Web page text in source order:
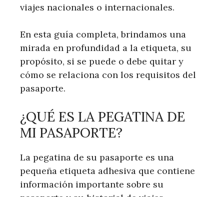
viajes nacionales o internacionales.
En esta guía completa, brindamos una
mirada en profundidad a la etiqueta, su
propósito, si se puede o debe quitar y
cómo se relaciona con los requisitos del
pasaporte.
¿QUÉ ES LA PEGATINA DE
MI PASAPORTE?
La pegatina de su pasaporte es una
pequeña etiqueta adhesiva que contiene
información importante sobre su